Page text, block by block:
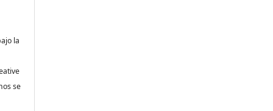
la
se